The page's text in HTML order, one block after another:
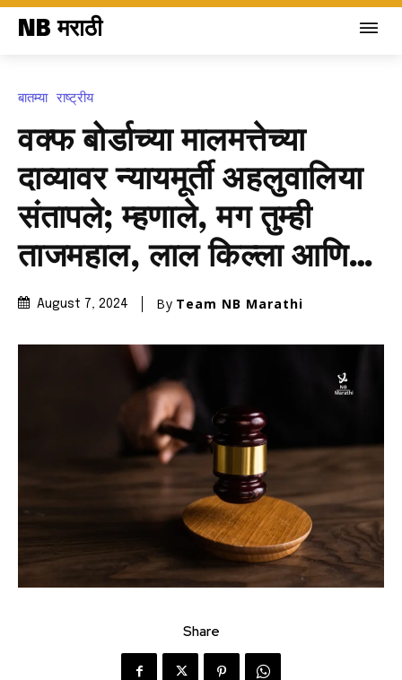
NB मराठी
बातम्या राष्ट्रीय
वक्फ बोर्डाच्या मालमत्तेच्या
दाव्यावर न्यायमूर्ती अहलुवालिया
संतापले; म्हणाले, मग तुम्ही
ताजमहाल, लाल किल्ला आणि…
August 7, 2024 By Team NB Marathi
Share